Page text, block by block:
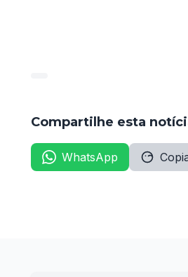
Compartilhe esta
WhatsApp